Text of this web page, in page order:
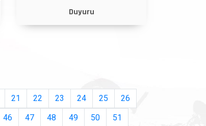
Duyuru
21 22 23 24 25
26
46 47 48 49 50
51